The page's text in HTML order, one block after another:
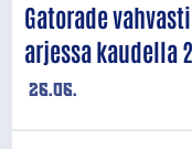
26.06.
Gatorade
arjessa kaudella